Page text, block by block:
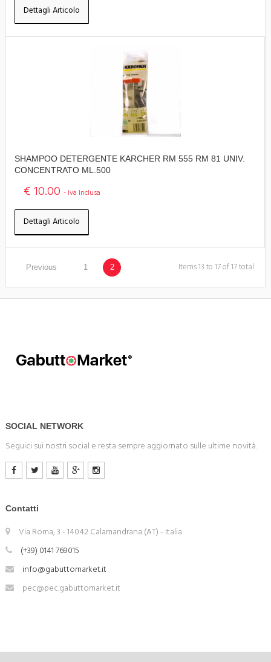
Dettagli Articolo
SHAMPOO DETERGENTE KARCHER RM 555 RM 81 UNIV.
CONCENTRATO ML.500
€ 10.00 - Iva Inclusa
Dettagli Articolo
Items 13 to 17 of 17 total
Previous 1 2
SOCIAL NETWORK
Seguici sui nostri social e resta sempre aggiornato sulle ultime novità.
Contatti
Via Roma, 3 - 14042 Calamandrana (AT) - Italia
(+39) 0141 769015
info@gabuttomarket.it
pec@pec.gabuttomarket.it